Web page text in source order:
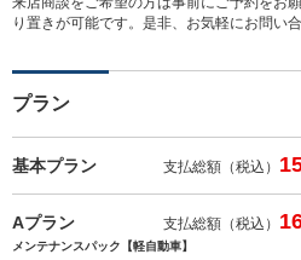
り置きが可能です。是非、お気軽にお問い
プラン
基本プラン 支払総額（税込）
Aプラン 支払総額（税込）
メンテナンスパック【軽自動車】